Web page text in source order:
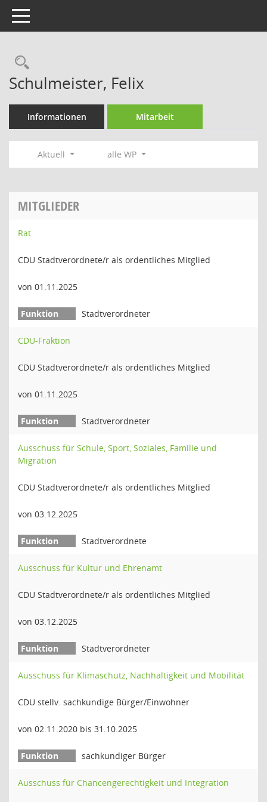
Toggle navigation
Rechercheauswahl
Schulmeister, Felix
Informationen Mitarbeit
Aktuell alle WP
MITGLIEDER
Rat
CDU Stadtverordnete/r als ordentliches Mitglied
von 01.11.2025
Stadtverordneter
CDU-Fraktion
CDU Stadtverordnete/r als ordentliches Mitglied
von 01.11.2025
Stadtverordneter
Ausschuss für Schule, Sport, Soziales, Familie und
Migration
CDU Stadtverordnete/r als ordentliches Mitglied
von 03.12.2025
Stadtverordnete
Ausschuss für Kultur und Ehrenamt
CDU Stadtverordnete/r als ordentliches Mitglied
von 03.12.2025
Stadtverordneter
Ausschuss für Klimaschutz, Nachhaltigkeit und Mobilität
CDU stellv. sachkundige Bürger/Einwohner
von 02.11.2020 bis 31.10.2025
sachkundiger Bürger
Ausschuss für Chancengerechtigkeit und Integration